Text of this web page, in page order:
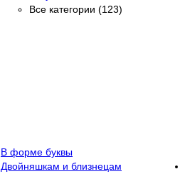
Все категории (123)
В форме буквы
Двойняшкам и близнецам